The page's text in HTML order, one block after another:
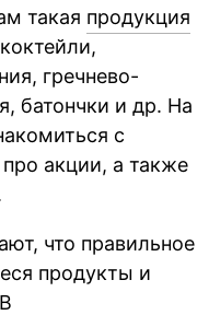
такая продукция
гречнево-
батончки и др. На
с
акции, а также
что правильное
продукты и